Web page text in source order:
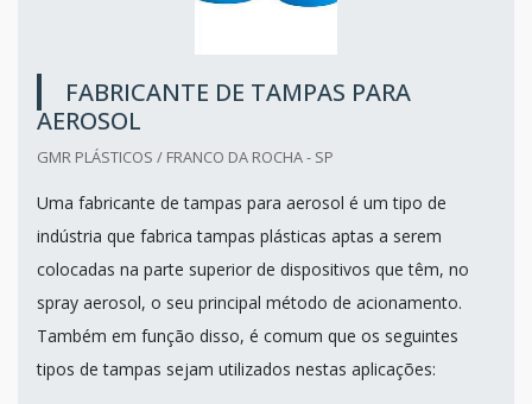
FABRICANTE DE TAMPAS PARA
AEROSOL
GMR PLÁSTICOS / FRANCO DA ROCHA - SP
Uma fabricante de tampas para aerosol é um tipo de
indústria que fabrica tampas plásticas aptas a serem
colocadas na parte superior de dispositivos que têm, no
spray aerosol, o seu principal método de acionamento.
Também em função disso, é comum que os seguintes
tipos de tampas sejam utilizados nestas aplicações: